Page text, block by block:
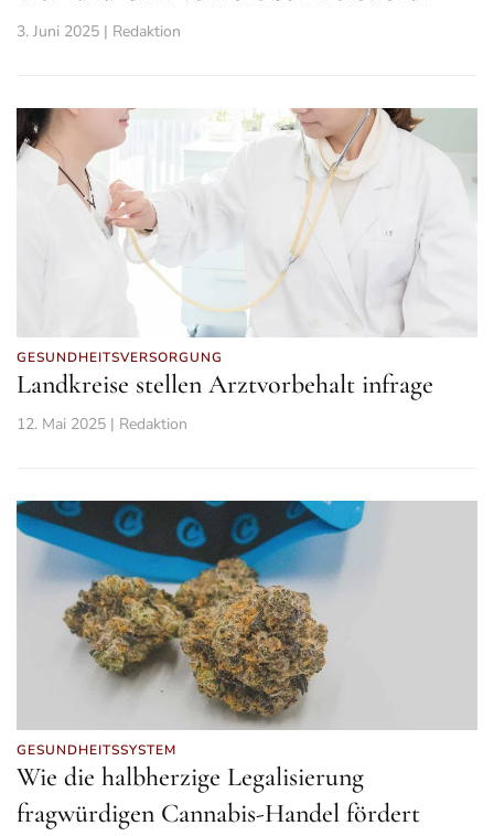
3. Juni 2025 | Redaktion
GESUNDHEITSVERSORGUNG
Landkreise stellen Arztvorbehalt infrage
12. Mai 2025 | Redaktion
GESUNDHEITSSYSTEM
Wie die halbherzige Legalisierung
fragwürdigen Cannabis-Handel fördert